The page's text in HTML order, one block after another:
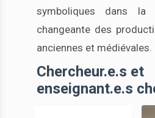
symboliques dans la
changeante des
anciennes et médiévales.
Chercheur.e.s et
enseignant.e.s